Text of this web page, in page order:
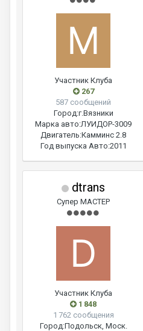
Участник Клуба
267
587 сообщений
Город:г.Вязники
Марка авто:ЛУИДОР-3009
Двигатель:Камминс 2.8
Год выпуска Авто:2011
dtrans
Супер МАСТЕР
Участник Клуба
1 848
1 762 сообщения
Город:Подольск, Моск.